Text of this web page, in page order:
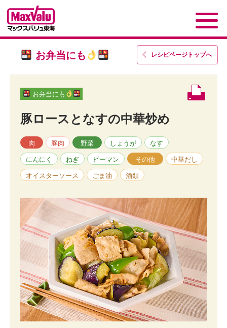
レシピページトップへ
お弁当にも
お弁当にも
豚ロースとなすの中華炒め
肉 豚肉 野菜 しょうが なす
にんにく ねぎ ピーマン その他 中華だし
オイスターソース ごま油 酒類